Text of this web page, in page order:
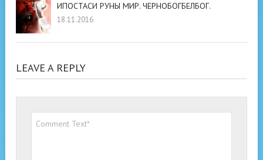
ИПОСТАСИ РУНЫ МИР. ЧЕРНОБОГБЕЛБОГ.
18.11.2016
LEAVE A REPLY